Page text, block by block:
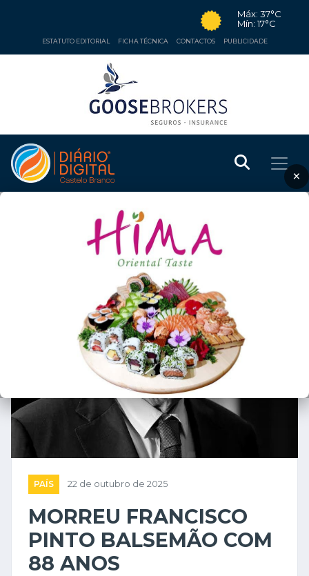
Máx: 37°C
Mín: 17°C
ESTATUTO EDITORIAL FICHA TÉCNICA CONTACTOS PUBLICIDADE
×
PAÍS 22 de outubro de 2025
MORREU FRANCISCO
PINTO BALSEMÃO COM
88 ANOS